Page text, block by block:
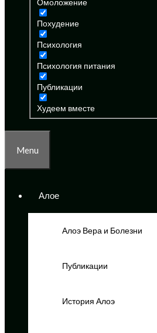
Похудение
Психология
Психология питания
Публикации
Худеем вместе
Menu
Алое
Алоэ Вера и Болезни
Публикации
История Алоэ